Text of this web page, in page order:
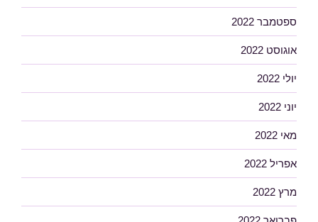
ספטמבר 2022
אוגוסט 2022
יולי 2022
יוני 2022
מאי 2022
אפריל 2022
מרץ 2022